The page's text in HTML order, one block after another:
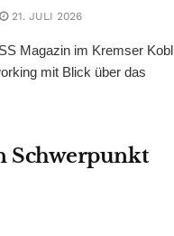
21. JULI 2026
Magazin im Kremser Kobl
mit Blick über das
Schwerpunkt